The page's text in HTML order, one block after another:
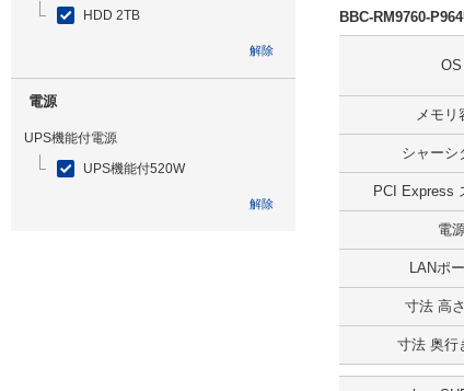
HDD 2TB
解除
電源
UPS機能付電源
UPS機能付520W
解除
BBC-RM9760-
OS
メモリ
シャーシ
PCI Express
電
LANポ
寸法 高
寸法 奥行